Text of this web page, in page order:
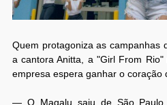
Quem protagoniza as campanhas
a cantora Anitta, a "Girl From
empresa espera ganhar o coração
— O Magalu saiu de São Paulo